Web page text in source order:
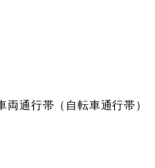
通行帯（自転車通行帯）